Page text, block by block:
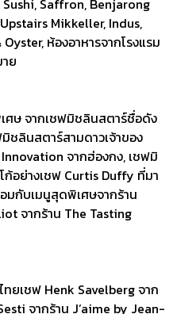
Saffron, Benjarong
Mikkeller, Indus,
ห้องอาหารจากโรงแรม
ย
ศษ จากเชฟมิชลินสตาร์ชื่อดัง
ชลินสตาร์สามดาวเจ้าของ
จากฮ่องกง, เชฟมิ
อย่างเชฟ Curtis Duffy ที่มา
มกับเมนูสุดพิเศษจากร้าน
จากร้าน The Tasting
ยเชฟ Henk Savelberg จาก
จากร้าน J’aime by Jean-